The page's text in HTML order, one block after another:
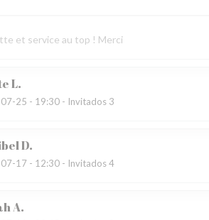
et service au top ! Merci
L
25 - 19:30 - Invitados 3
D
17 - 12:30 - Invitados 4
A